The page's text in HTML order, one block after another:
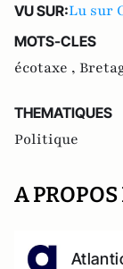
VU SUR:Lu sur
MOTS-CLES
écotaxe ,
THEMATIQUES
Politique
A